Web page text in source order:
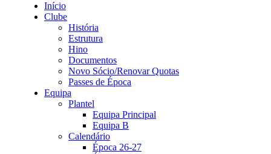
Início
Clube
História
Estrutura
Hino
Documentos
Novo Sócio/Renovar Quotas
Passes de Época
Equipa
Plantel
Equipa Principal
Equipa B
Calendário
Época 26-27